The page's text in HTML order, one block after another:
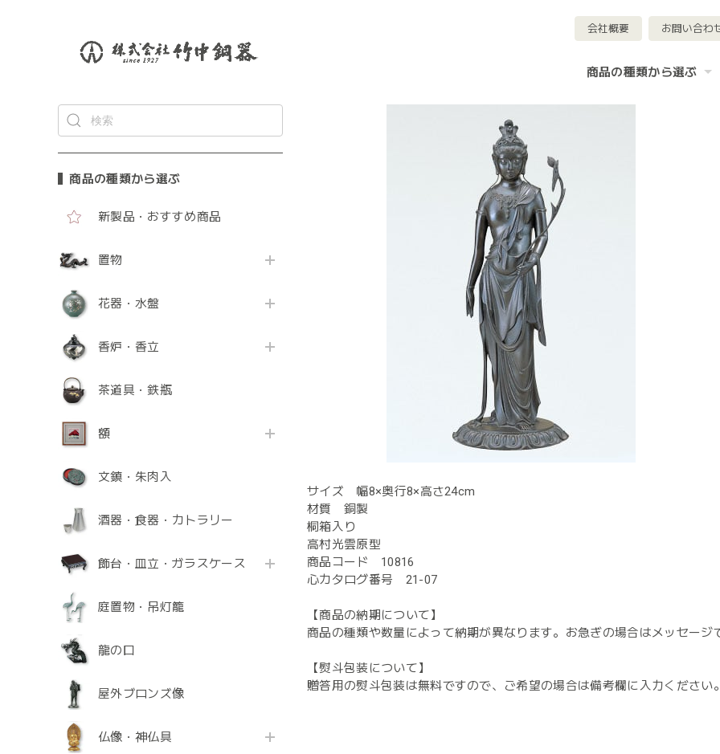
会社概要 お問い合わ
商品の種類から選ぶ
商品の種類から選ぶ
新製品・おすすめ商品
置物
花器・水盤
香炉・香立
茶道具・鉄瓶
額
文鎮・朱肉入
酒器・食器・カトラリー
飾台・皿立・ガラスケース
庭置物・吊灯籠
龍の口
屋外ブロンズ像
仏像・神仏具
サイズ 幅8×奥行8×高さ24cm
材質 銅製
桐箱入り
高村光雲原型
商品コード 10816
心カタログ番号 21-07
【商品の納期について】
商品の種類や数量によって納期が異なります。お急ぎの場合はメッセー
【熨斗包装について】
贈答用の熨斗包装は無料ですので、ご希望の場合は備考欄に入力ください